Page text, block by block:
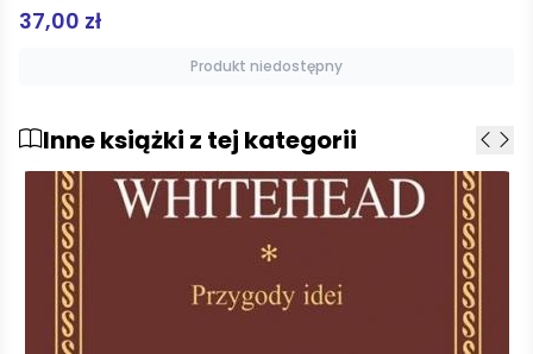
49,00 zł
Dodaj do koszyka
Inne książki z tej kategorii